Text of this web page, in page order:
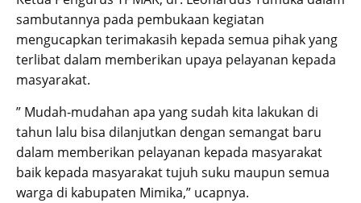
sambutannya pada pembukaan kegiatan
mengucapkan terimakasih kepada semua pihak yang
terlibat dalam memberikan upaya pelayanan kepada
masyarakat.
” Mudah-mudahan apa yang sudah kita lakukan di
tahun lalu bisa dilanjutkan dengan semangat baru
dalam memberikan pelayanan kepada masyarakat
baik kepada masyarakat tujuh suku maupun semua
warga di kabupaten Mimika,” ucapnya.